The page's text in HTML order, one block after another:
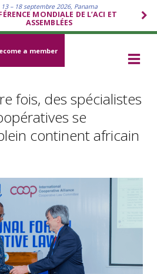
13 – 18 septembre 2026, Panama
MONDIALE DE L’ACI ET
ASSEMBLÉES
a member
fois, des spécialistes
se
continent africain